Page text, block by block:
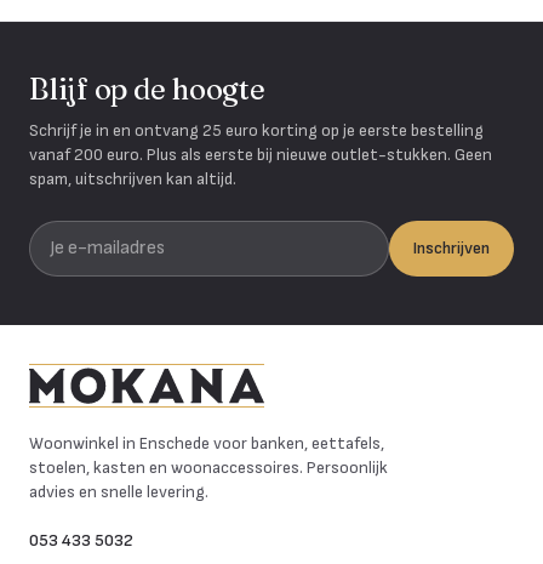
Blijf op de hoogte
Schrijf je in en ontvang 25 euro korting op je eerste bestelling
vanaf 200 euro. Plus als eerste bij nieuwe outlet-stukken. Geen
spam, uitschrijven kan altijd.
Je e-mailadres
Inschrijven
Woonwinkel in Enschede voor banken, eettafels,
stoelen, kasten en woonaccessoires. Persoonlijk
advies en snelle levering.
053 433 5032